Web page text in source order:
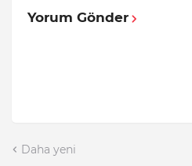
Yorum Gönder
Daha yeni